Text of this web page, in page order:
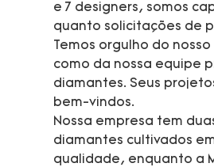
e 7 designers, somos
quanto solicitações de
Temos orgulho do
como da nossa equipe
diamantes. Seus
bem-vindos.
Nossa empresa tem
diamantes cultivados
qualidade, enquanto a